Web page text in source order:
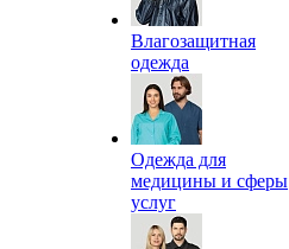
Влагозащитная
одежда
Одежда для
медицины и сферы
услуг